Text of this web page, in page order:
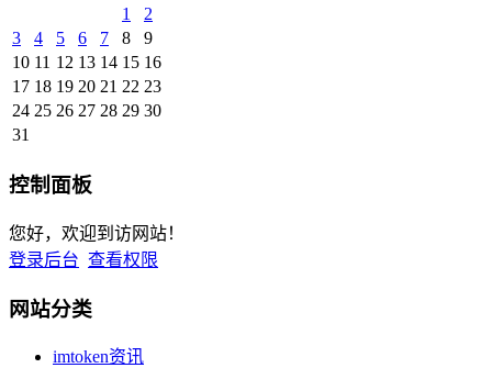
1
2
3
4 5 6 7 8
9
10 11 12 13 14 15 16
17 18 19 20 21 22 23
24 25 26 27 28 29 30
31
控制面板
您好，欢迎到访网站！
登录后台 查看权限
网站分类
imtoken资讯